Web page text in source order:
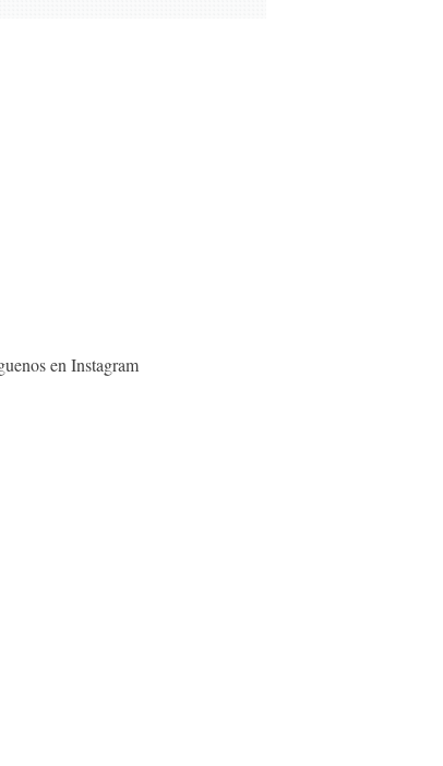
en Instagram